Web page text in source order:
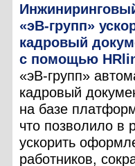
«эВ-групп»
кадровый
с помощью
«эВ-групп»
кадровый
на базе
что позволило в
ускорить
работников,